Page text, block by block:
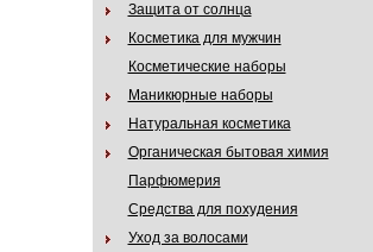
Защита от солнца
Косметика для мужчин
Косметические наборы
Маникюрные наборы
Натуральная косметика
Органическая бытовая химия
Парфюмерия
Средства для похудения
Уход за волосами